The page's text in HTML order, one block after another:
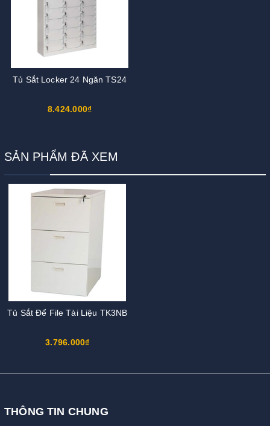
Tủ Sắt Locker 24 Ngăn TS24
8.424.000₫
SẢN PHẨM ĐÃ XEM
Tủ Sắt Để File Tài Liệu TK3NB
3.796.000₫
THÔNG TIN CHUNG